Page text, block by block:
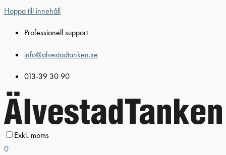
Hoppa till innehåll
Professionell support
info@alvestadtanken.se
013-39 30 90
Exkl. moms
0